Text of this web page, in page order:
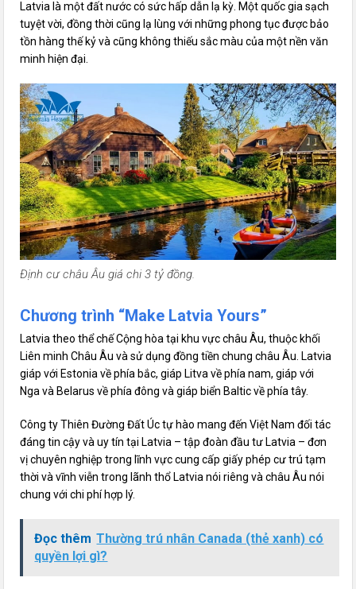
Latvia là một đất nước có sức hấp dẫn lạ kỳ. Một quốc gia sạch
tuyệt vời, đồng thời cũng lạ lùng với những phong tục được bảo
tồn hàng thế kỷ và cũng không thiếu sắc màu của một nền văn
minh hiện đại.
Định cư châu Âu giá chi 3 tỷ đồng.
Chương trình “Make Latvia Yours”
Latvia theo thể chế Cộng hòa tại khu vực châu Âu, thuộc khối
Liên minh Châu Âu và sử dụng đồng tiền chung châu Âu. Latvia
giáp với Estonia về phía bắc, giáp Litva về phía nam, giáp với
Nga và Belarus về phía đông và giáp biển Baltic về phía tây.
Công ty Thiên Đường Đất Úc tự hào mang đến Việt Nam đối tác
đáng tin cậy và uy tín tại Latvia – tập đoàn đầu tư Latvia – đơn
vị chuyên nghiệp trong lĩnh vực cung cấp giấy phép cư trú tạm
thời và vĩnh viễn trong lãnh thổ Latvia nói riêng và châu Âu nói
chung với chi phí hợp lý.
Đọc thêm Thường trú nhân Canada (thẻ xanh) có
quyền lợi gì?